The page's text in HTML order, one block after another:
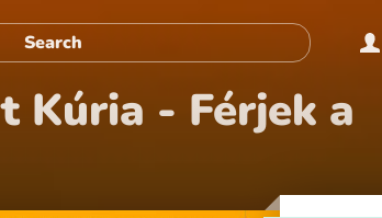
Kúria - Férjek a